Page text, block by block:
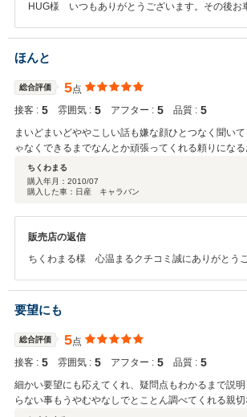
HUG様 いつもありがとうございます。その後お
フ一同大変嬉しく思っております。これからもお
けるようスタッフ一同努力していきたいと思いま
テストお疲れ様でした♪
ほんと
総合評価 5点
接客 : 5 雰囲気 : 5 アフター : 5 品質 : 5
まいどまいどややこしい話も嫌な顔ひとつなく聞い
ゃなくできるまでなんとか頑張ってくれる頼りになる
ちくわまる
購入年月： 2010/07
購入した車：日産 キャラバン
販売店の返信
ちくわまる様 心温まるクチコミ誠にありがとう
ます。またなんでも言ってくださいね♪
要望にも
総合評価 5点
接客 : 5 雰囲気 : 5 アフター : 5 品質 : 5
細かい要望にも応えてくれ、疑問点もわかるまで説
らない事もうやむやなしでとことん調べてくれる親切